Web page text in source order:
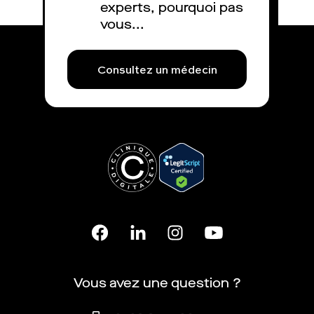
experts, pourquoi pas
vous...
Consultez un médecin
Vous avez une question ?